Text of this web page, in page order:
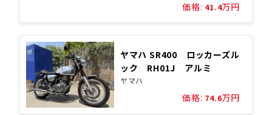
価格: 41.4万円
ヤマハ SR400 ロッカーズル
ック RH01J アルミ
ヤマハ
価格: 74.6万円